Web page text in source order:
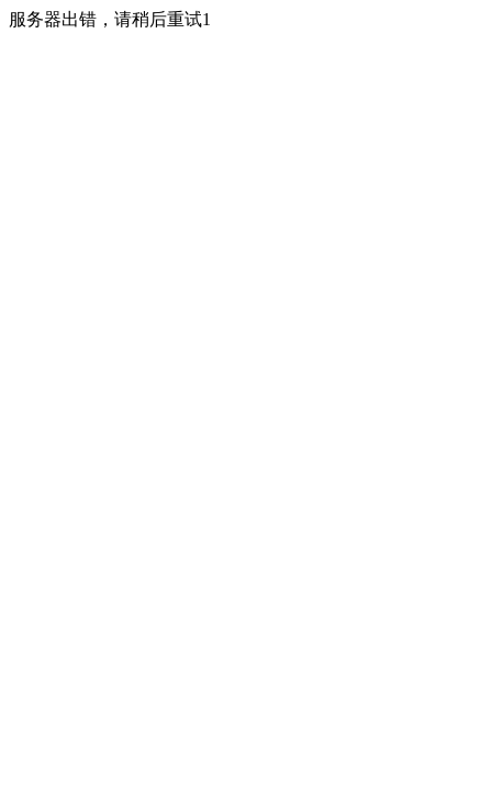
服务器出错，请稍后重试1